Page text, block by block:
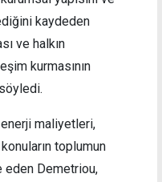
kaydeden
ve halkın
kurmasının
enerji maliyetleri,
toplumun
eden Demetriou,